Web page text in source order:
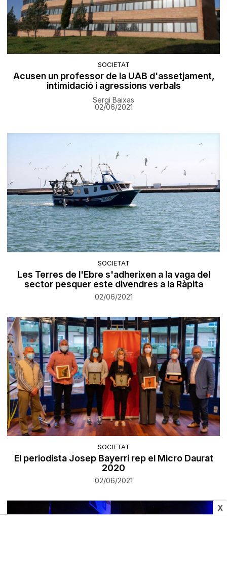
X
SOCIETAT
Acusen un professor de la UAB d'assetjament,
intimidació i agressions verbals
Sergi Baixas
02/06/2021
SOCIETAT
Les Terres de l'Ebre s'adherixen a la vaga del
sector pesquer este divendres a la Ràpita
02/06/2021
SOCIETAT
El periodista Josep Bayerri rep el Micro Daurat
2020
02/06/2021